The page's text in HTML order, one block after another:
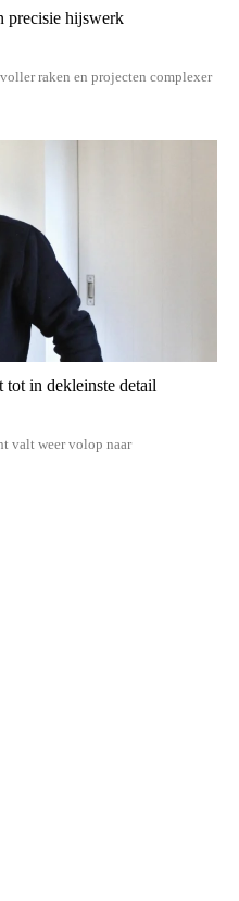
precisie hijswerk
raken en projecten complexer
tot in dekleinste detail
valt weer volop naar